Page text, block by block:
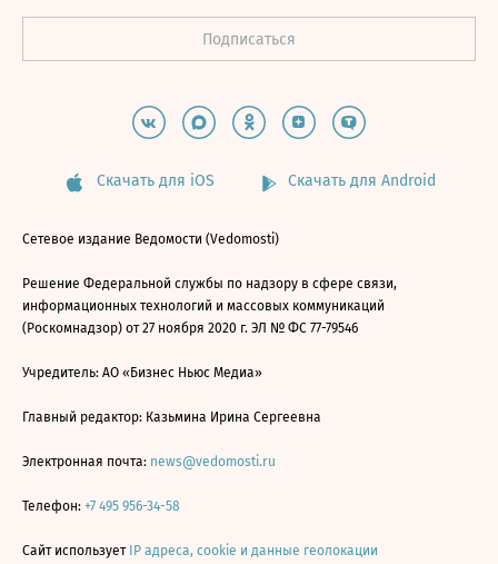
Скачать для iOS Скачать для Android
Сетевое издание Ведомости (Vedomosti)
Решение Федеральной службы по надзору в сфере связи,
информационных технологий и массовых коммуникаций
(Роскомнадзор) от 27 ноября 2020 г. ЭЛ № ФС 77-79546
Учредитель: АО «Бизнес Ньюс Медиа»
Главный редактор: Казьмина Ирина Сергеевна
Электронная почта: news@vedomosti.ru
Телефон: +7 495 956-34-58
Сайт использует IP адреса, cookie и данные геолокации